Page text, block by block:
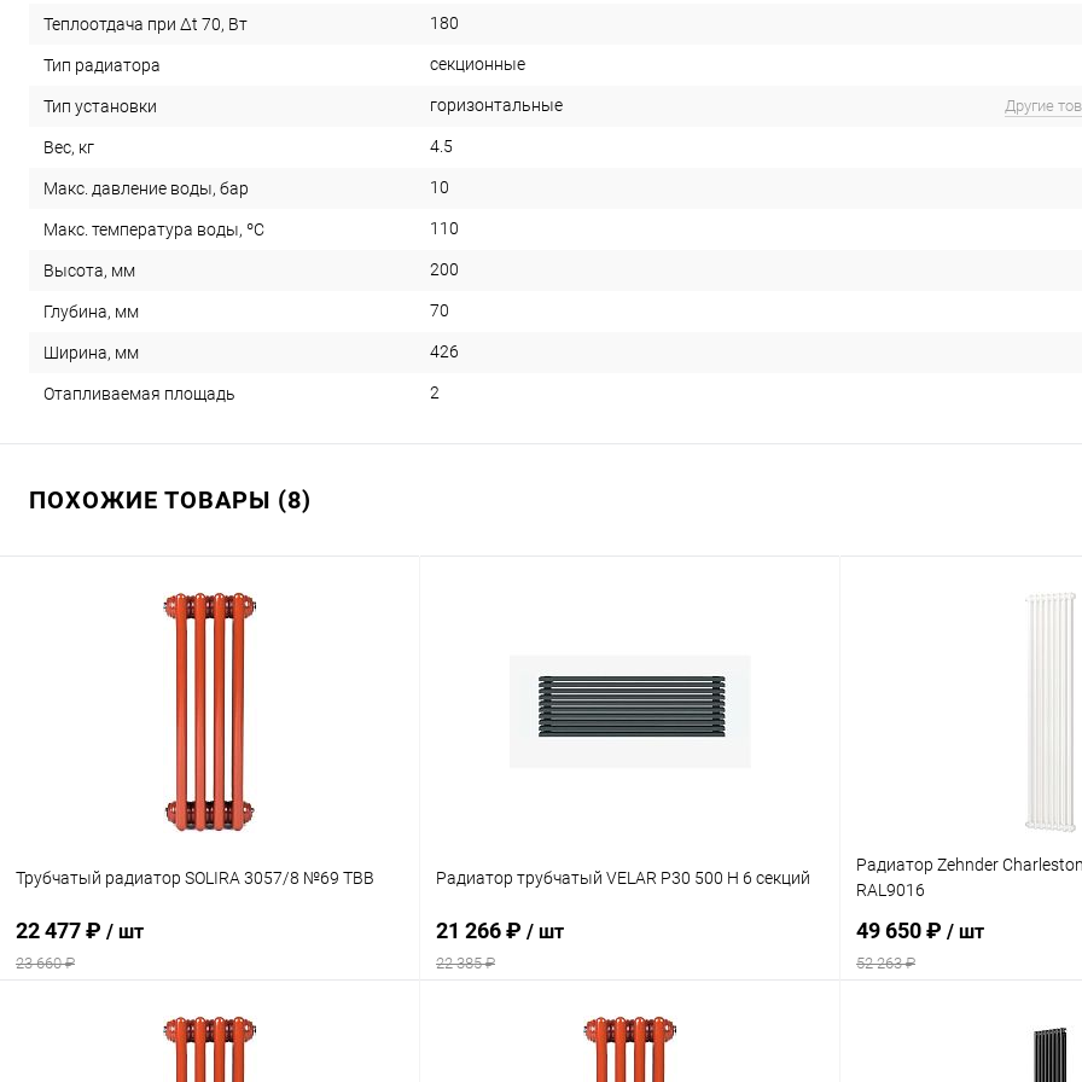
Теплоотдача при Δt 70, Вт 180
Тип радиатора секционные
Тип установки горизонтальные Другие
Вес, кг 4.5
Макс. давление воды, бар 10
Макс. температура воды, ºС 110
Высота, мм 200
Глубина, мм 70
Ширина, мм 426
Отапливаемая площадь 2
ПОХОЖИЕ ТОВАРЫ (8)
Трубчатый радиатор SOLIRA 3057/8 №69 ТВВ
22 477 ₽ / шт
23 660 ₽
В корзину
Радиатор трубчатый VELAR P30 500 H 6 секций
21 266 ₽ / шт
22 385 ₽
В корзину
Радиатор Zehnder
RAL9016
49 650 ₽ / шт
52 263 ₽
В